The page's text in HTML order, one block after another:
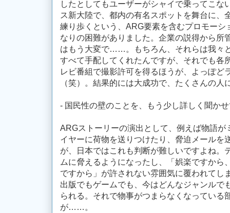
したとしてもユーザーがシャイで乗ってこな
ス新大陸で、都内の有名スポットを舞台に、
練り歩くという、ARG要素を含むプロモーシ
なりの困難がありました。企業の説得から所
はもう大変で……。もちろん、それらは我々
すべて手配してくれたんですが、それでも各
レビ番組で撮影許可を得るほうが、よっぽど
（笑）。結果的には大成功で、たくさんの人
- 国民性の壁のことを、もう少し詳しく聞か
ARGストーリーの演出として、例えば物語が
イヤーに荷物を送りつけたり、脅迫メールを
が、日本ではこれも判断が難しいですよね。
ムに脅えるようになったし、「娯楽ですから
ですから」が許されない雰囲気に覆われてし
出版でもゲームでも、今はどんなジャンルで
られる。それで物事がつまらなくなっている
が……。